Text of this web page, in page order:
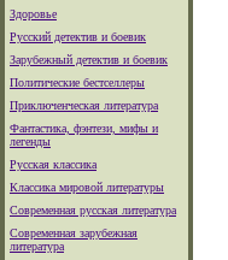
Здоровье
Русский детектив и боевик
Зарубежный детектив и боевик
Политические бестселлеры
Приключенческая литература
Фантастика, фэнтези, мифы и
легенды
Русская классика
Классика мировой литературы
Современная русская литература
Современная зарубежная
литература